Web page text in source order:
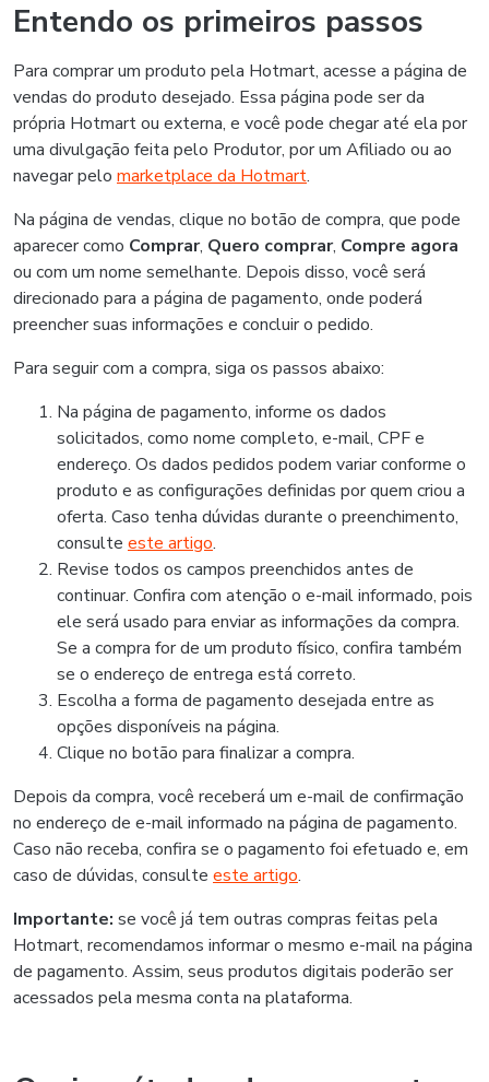
Entendo os primeiros passos
Para comprar um produto pela Hotmart, acesse a página de
vendas do produto desejado. Essa página pode ser da
própria Hotmart ou externa, e você pode chegar até ela por
uma divulgação feita pelo Produtor, por um Afiliado ou ao
navegar pelo marketplace da Hotmart.
Na página de vendas, clique no botão de compra, que pode
aparecer como Comprar, Quero comprar, Compre agora
ou com um nome semelhante. Depois disso, você será
direcionado para a página de pagamento, onde poderá
preencher suas informações e concluir o pedido.
Para seguir com a compra, siga os passos abaixo:
Na página de pagamento, informe os dados
solicitados, como nome completo, e-mail, CPF e
endereço. Os dados pedidos podem variar conforme o
produto e as configurações definidas por quem criou a
oferta. Caso tenha dúvidas durante o preenchimento,
consulte este artigo.
Revise todos os campos preenchidos antes de
continuar. Confira com atenção o e-mail informado, pois
ele será usado para enviar as informações da compra.
Se a compra for de um produto físico, confira também
se o endereço de entrega está correto.
Escolha a forma de pagamento desejada entre as
opções disponíveis na página.
Clique no botão para finalizar a compra.
Depois da compra, você receberá um e-mail de confirmação
no endereço de e-mail informado na página de pagamento.
Caso não receba, confira se o pagamento foi efetuado e, em
caso de dúvidas, consulte este artigo.
Importante: se você já tem outras compras feitas pela
Hotmart, recomendamos informar o mesmo e-mail na página
de pagamento. Assim, seus produtos digitais poderão ser
acessados pela mesma conta na plataforma.